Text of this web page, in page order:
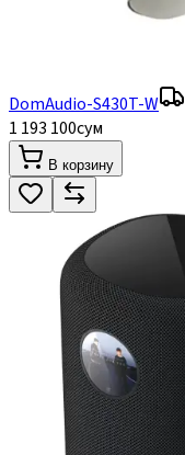
DomAudio-S430T-W
1 193 100сум
В корзину